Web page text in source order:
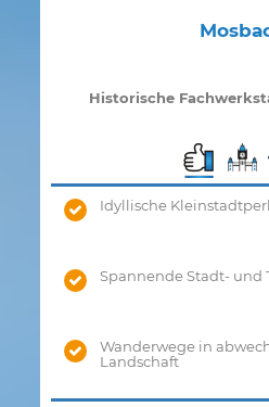
Historische
Idyllische
Spannende Stadt-
Wanderwege in
Landschaft